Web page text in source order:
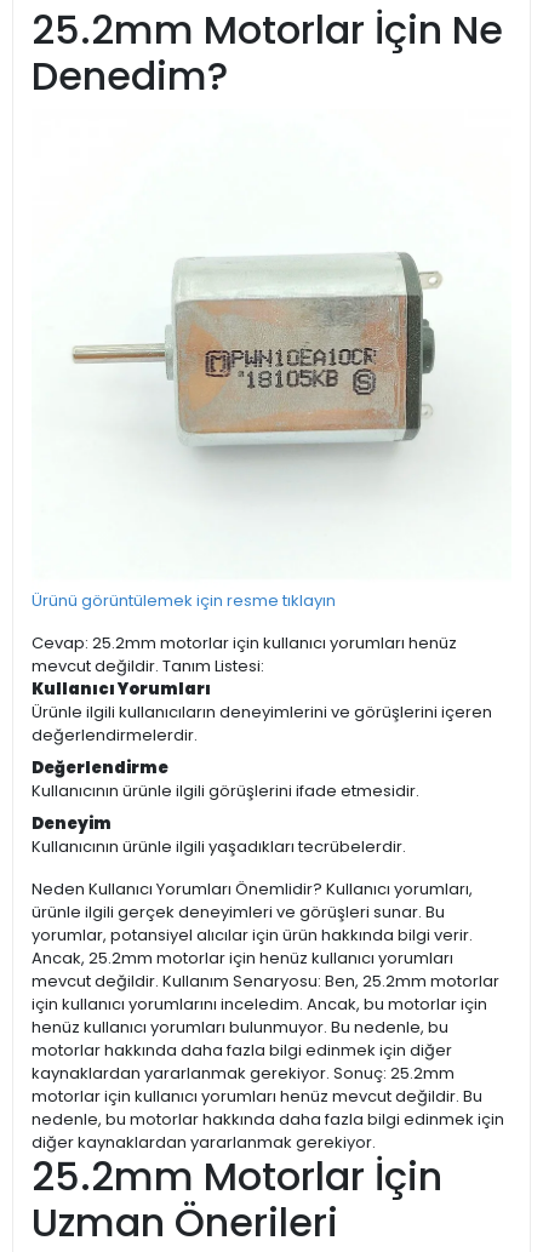
25.2mm Motorlar İçin Ne
Denedim?
Ürünü görüntülemek için resme tıklayın
Cevap: 25.2mm motorlar için kullanıcı yorumları henüz
mevcut değildir. Tanım Listesi:
Kullanıcı Yorumları
Ürünle ilgili kullanıcıların deneyimlerini ve görüşlerini içeren
değerlendirmelerdir.
Değerlendirme
Kullanıcının ürünle ilgili görüşlerini ifade etmesidir.
Deneyim
Kullanıcının ürünle ilgili yaşadıkları tecrübelerdir.
Neden Kullanıcı Yorumları Önemlidir? Kullanıcı yorumları,
ürünle ilgili gerçek deneyimleri ve görüşleri sunar. Bu
yorumlar, potansiyel alıcılar için ürün hakkında bilgi verir.
Ancak, 25.2mm motorlar için henüz kullanıcı yorumları
mevcut değildir. Kullanım Senaryosu: Ben, 25.2mm motorlar
için kullanıcı yorumlarını inceledim. Ancak, bu motorlar için
henüz kullanıcı yorumları bulunmuyor. Bu nedenle, bu
motorlar hakkında daha fazla bilgi edinmek için diğer
kaynaklardan yararlanmak gerekiyor. Sonuç: 25.2mm
motorlar için kullanıcı yorumları henüz mevcut değildir. Bu
nedenle, bu motorlar hakkında daha fazla bilgi edinmek için
diğer kaynaklardan yararlanmak gerekiyor.
25.2mm Motorlar İçin
Uzman Önerileri